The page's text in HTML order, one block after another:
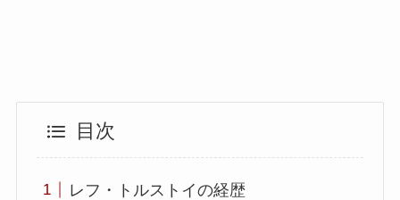
目次
レフ・トルストイの経歴